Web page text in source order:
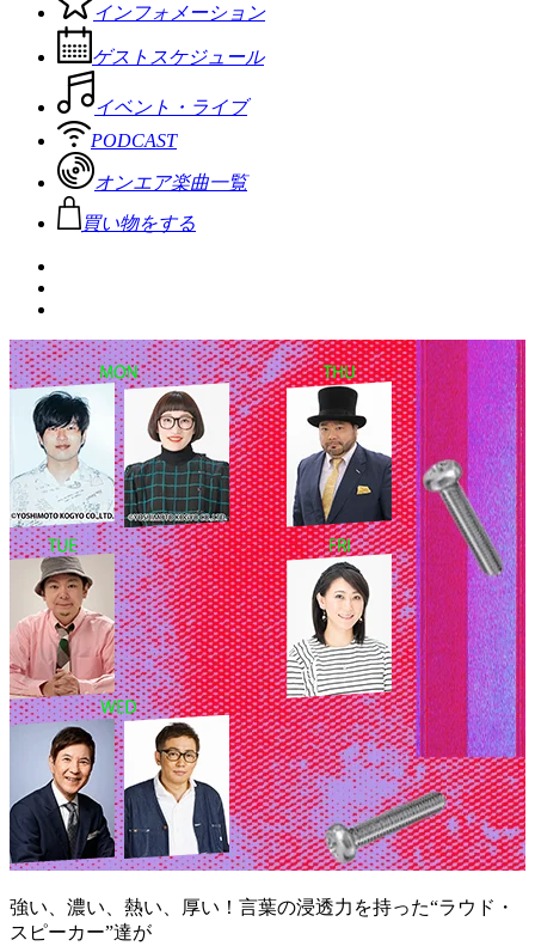
インフォメーション
ゲストスケジュール
イベント・ライブ
PODCAST
オンエア楽曲一覧
買い物をする
強い、濃い、熱い、厚い！言葉の浸透力を持った“ラウド・
スピーカー”達が